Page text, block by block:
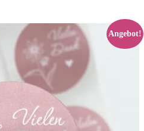
Angebot!